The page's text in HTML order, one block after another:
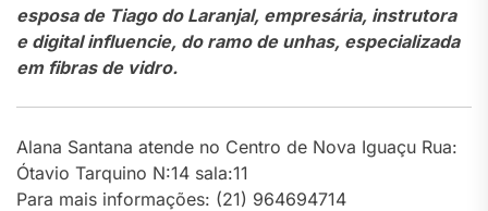
esposa de Tiago do Laranjal, empresária, instrutora
e digital influencie, do ramo de unhas, especializada
em fibras de vidro.
Alana Santana atende no Centro de Nova Iguaçu Rua:
Ótavio Tarquino N:14 sala:11
Para mais informações: (21) 964694714